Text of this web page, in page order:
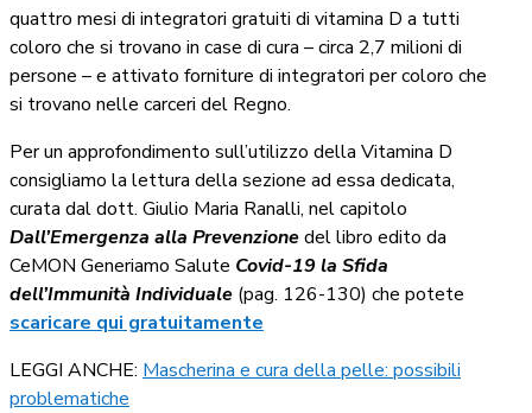
quattro mesi di integratori gratuiti di vitamina D a tutti
coloro che si trovano in case di cura – circa 2,7 milioni di
persone – e attivato forniture di integratori per coloro che
si trovano nelle carceri del Regno.
Per un approfondimento sull’utilizzo della Vitamina D
consigliamo la lettura della sezione ad essa dedicata,
curata dal dott. Giulio Maria Ranalli, nel capitolo
Dall’Emergenza alla Prevenzionedel libro edito da
CeMON Generiamo Salute Covid-19 la Sfida
dell’Immunità Individuale (pag. 126-130) che potete
scaricare qui gratuitamente
LEGGI ANCHE: Mascherina e cura della pelle: possibili
problematiche